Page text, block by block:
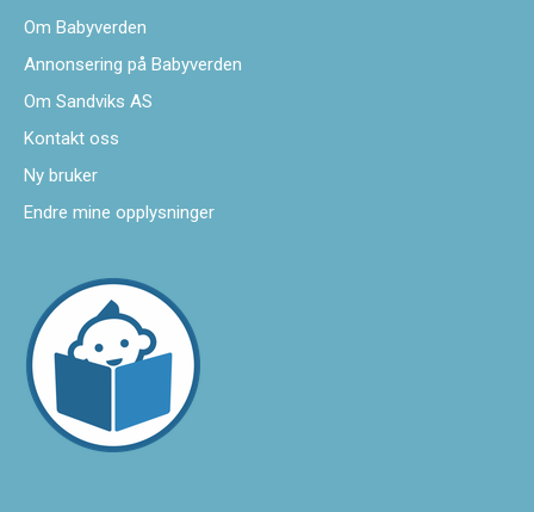
Om Babyverden
Annonsering på Babyverden
Om Sandviks AS
Kontakt oss
Ny bruker
Endre mine opplysninger